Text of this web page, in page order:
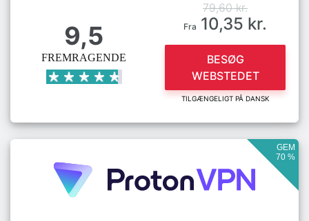
9,5
FREMRAGENDE
79,60 kr.
Fra 10,35 kr.
BESØG
WEBSTEDET
TILGÆNGELIGT PÅ DANSK
GEM
70 %